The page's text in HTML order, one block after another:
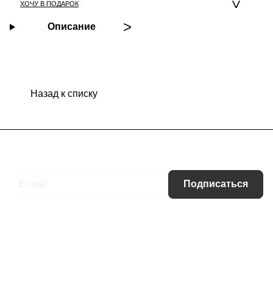
ХОЧУ В ПОДАРОК
Описание
Назад к списку
Подписаться